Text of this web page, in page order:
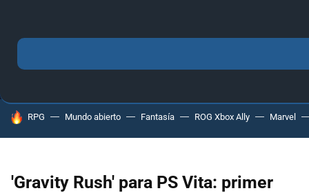
MENÚ NUEVO
HOY SE HABLA DE
RPG Mundo abierto Fantasía ROG Xbox Ally Marvel
'Gravity Rush' para PS Vita: primer